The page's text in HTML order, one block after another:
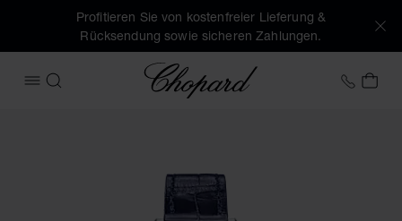
Profitieren Sie von kostenfreier Lieferung &
Rücksendung sowie sicheren Zahlungen.
MENÜ ÖFFNEN
SUCHEN
Chopard +43